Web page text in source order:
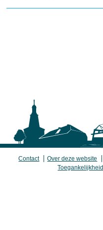
Contact Over deze website
Toegankelijkheid